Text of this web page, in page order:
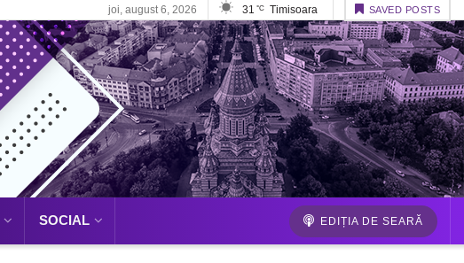
joi, august 6, 2026 31 °C Timisoara SAVED POSTS
SOCIAL EDIȚIA DE SEARĂ